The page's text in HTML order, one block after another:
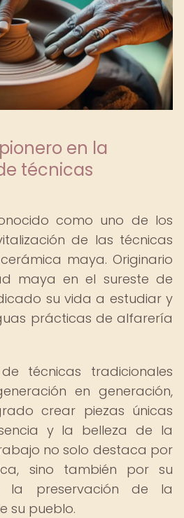
en la
técnicas
como uno de los
de las técnicas
maya. Originario
maya en el sureste de
su vida a estudiar y
prácticas de alfarería
técnicas tradicionales
en generación,
crear piezas únicas
y la belleza de la
no solo destaca por
sino también por su
la preservación de la
su pueblo.